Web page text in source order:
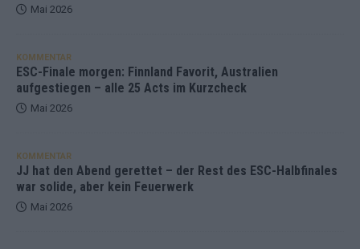
Mai 2026
KOMMENTAR
ESC-Finale morgen: Finnland Favorit, Australien
aufgestiegen – alle 25 Acts im Kurzcheck
Mai 2026
KOMMENTAR
JJ hat den Abend gerettet – der Rest des ESC-Halbfinales
war solide, aber kein Feuerwerk
Mai 2026